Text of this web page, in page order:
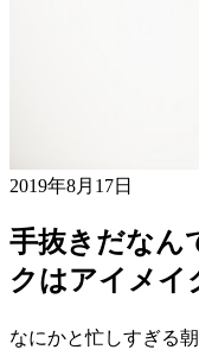
2019年8月17日
手抜きだなん
クはアイメイ
なにかと忙しすぎる